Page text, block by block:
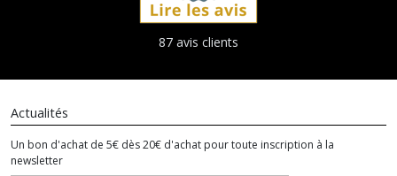
87 avis clients
Actualités
Un bon d'achat de 5€ dès 20€ d'achat pour toute inscription à la
newsletter